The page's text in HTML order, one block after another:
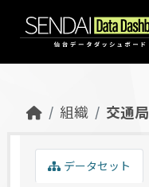
組織 交通局
データセット